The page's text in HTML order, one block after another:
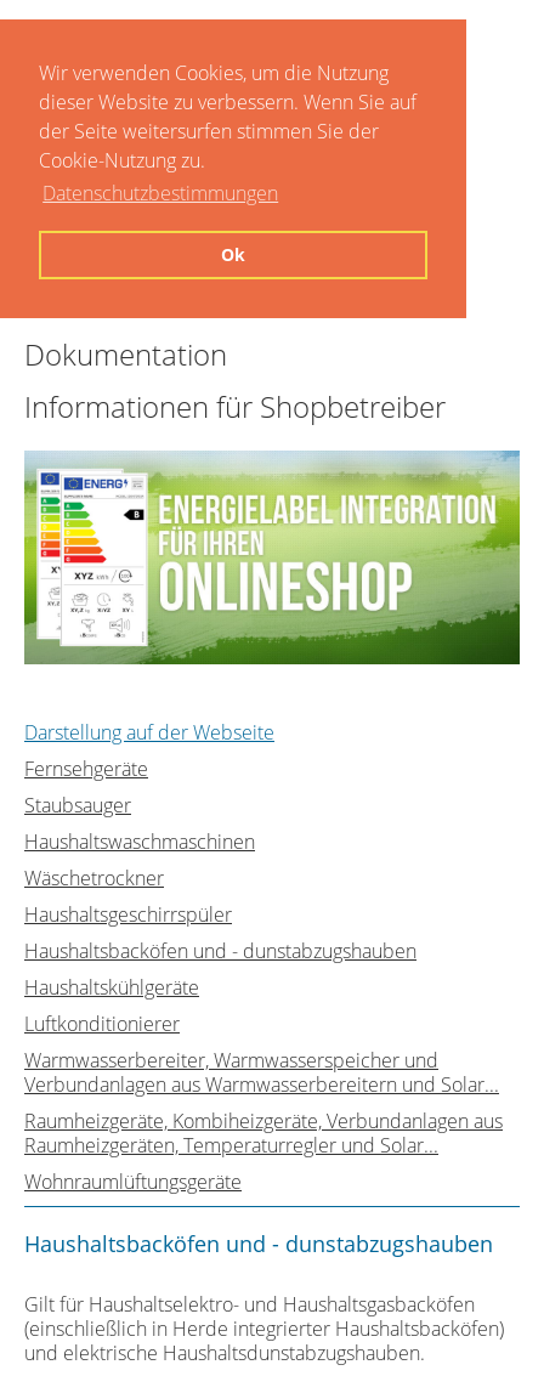
Wir verwenden Cookies, um die Nutzung
dieser Website zu verbessern. Wenn Sie auf
der Seite weitersurfen stimmen Sie der
Cookie-Nutzung zu.
Datenschutzbestimmungen
Ok
Dokumentation
Informationen für Shopbetreiber
Darstellung auf der Webseite
Fernsehgeräte
Staubsauger
Haushaltswaschmaschinen
Wäschetrockner
Haushaltsgeschirrspüler
Haushaltsbacköfen und - dunstabzugshauben
Haushaltskühlgeräte
Luftkonditionierer
Warmwasserbereiter, Warmwasserspeicher und
Verbundanlagen aus Warmwasserbereitern und Solar...
Raumheizgeräte, Kombiheizgeräte, Verbundanlagen aus
Raumheizgeräten, Temperaturregler und Solar...
Wohnraumlüftungsgeräte
Haushaltsbacköfen und - dunstabzugshauben
Gilt für Haushaltselektro- und Haushaltsgasbacköfen
(einschließlich in Herde integrierter Haushaltsbacköfen)
und elektrische Haushaltsdunstabzugshauben.